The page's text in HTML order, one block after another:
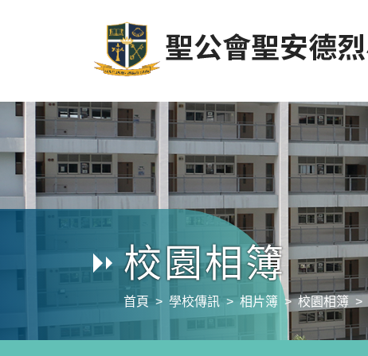
校園相簿
首頁 學校傳訊 相片簿 校園相簿